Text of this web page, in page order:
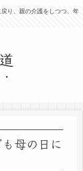
り、親の介護をしつつ、年
母の日に